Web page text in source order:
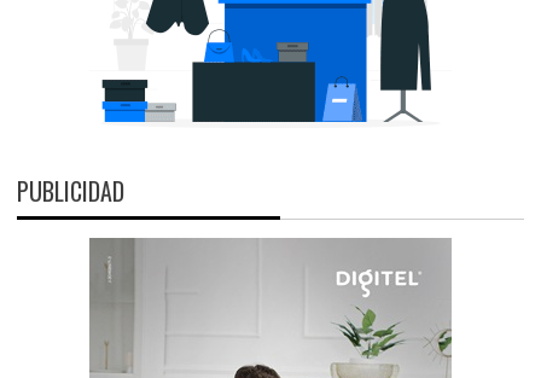
PUBLICIDAD